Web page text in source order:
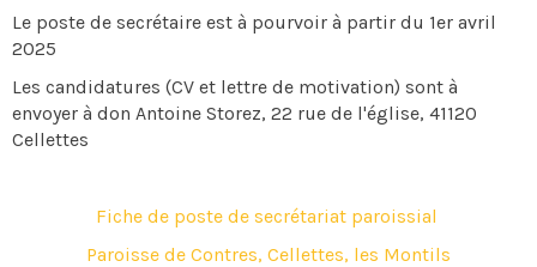
Le poste de secrétaire est à pourvoir à partir du 1er avril
2025
Les candidatures (CV et lettre de motivation) sont à
envoyer à don Antoine Storez, 22 rue de l'église, 41120
Cellettes
Fiche de poste de secrétariat paroissial
Paroisse de Contres, Cellettes, les Montils